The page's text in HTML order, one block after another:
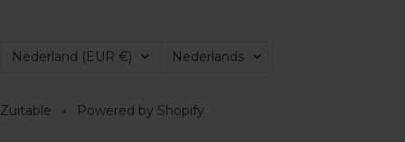
Land/regio
Nederland (EUR €) Taal
Nederlands
Zuitable Powered by Shopify